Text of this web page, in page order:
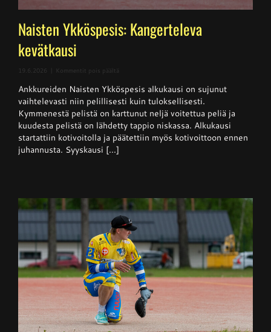
Naisten Ykköspesis: Kangerteleva
kevätkausi
19.6.2026 Kommentit pois päältä
Ykköspesis:
Kangerteleva
kevätkausi
Ankkureiden Naisten Ykköspesis alkukausi on sujunut
vaihtelevasti niin pelillisesti kuin tuloksellisesti.
Kymmenestä pelistä on karttunut neljä voitettua peliä ja
kuudesta pelistä on lähdetty tappio niskassa. Alkukausi
startattiin kotivoitolla ja päätettiin myös kotivoittoon ennen
juhannusta. Syyskausi [...]